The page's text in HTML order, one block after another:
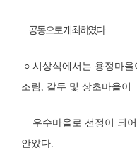
공동으로 개최하였다.
○ 시상식에서는 용정마
조림 , 갈두 및 상초마을이
우수마을로 선정이 되
안았다.